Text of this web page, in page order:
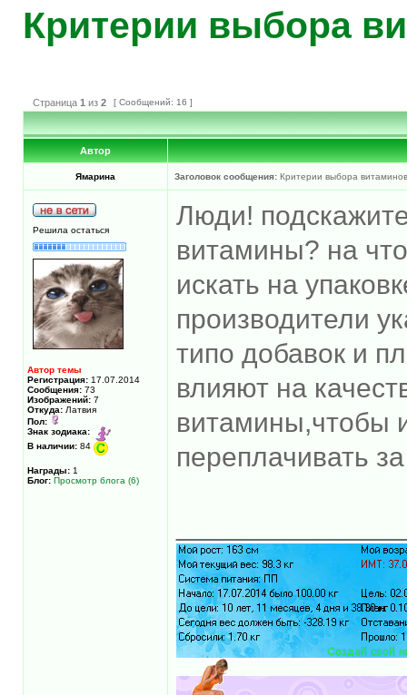
Критерии выбора
Страница 1 из 2 [ Сообщений: 16 ]
Автор
Ямарина Заголовок сообщения: Критерии выбора витаминов
Решила остаться
Автор темы
Регистрация: 17.07.2014
Сообщения: 73
Изображений: 7
Откуда: Латвия
Пол:
Знак зодиака:
В наличии: 84
Награды: 1
Блог: Просмотр блога (6)
Люди!
витамины? на
искать на
производители
типо добавок и
влияют на
витамины,чтобы
переплачивать